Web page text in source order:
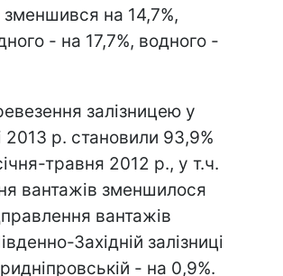
на 14,7%,
- на 17,7%, водного -
залізницею у
2013 р. становили 93,9%
травня 2012 р., у т.ч.
вантажів зменшилося
вантажів
Західній залізниці
- на 0,9%.